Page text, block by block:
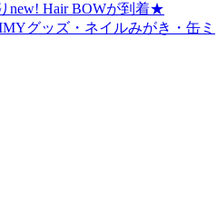
new! Hair BOWが到着★
グッズ・ネイルみがき・缶ミ